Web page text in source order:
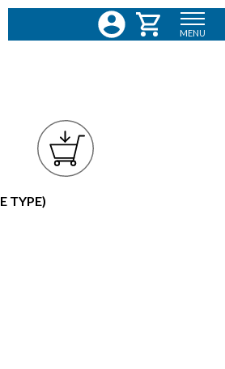
MENU
TYPE)